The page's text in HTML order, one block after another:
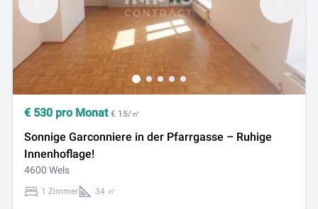
€ 530 pro Monat € 15/㎡
Sonnige Garconniere in der Pfarrgasse – Ruhige
Innenhoflage!
4600 Wels
1 Zimmer 34 ㎡